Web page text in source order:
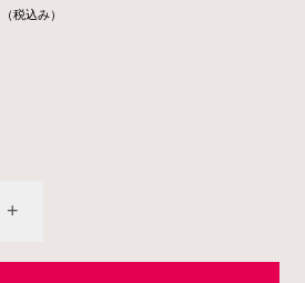
（税込み）
+